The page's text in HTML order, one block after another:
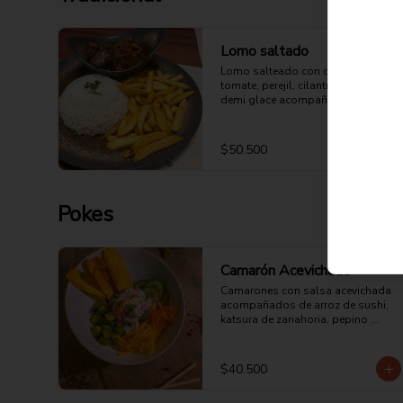
Lomo saltado
Lomo salteado con cebolla,
tomate, perejil, cilantro y salsa
demi glace acompañado de arroz
$50.500
Pokes
Camarón Acevichado
Camarones con salsa acevichada
acompañados de arroz de sushi,
katsura de zanahoria, pepino
$40.500